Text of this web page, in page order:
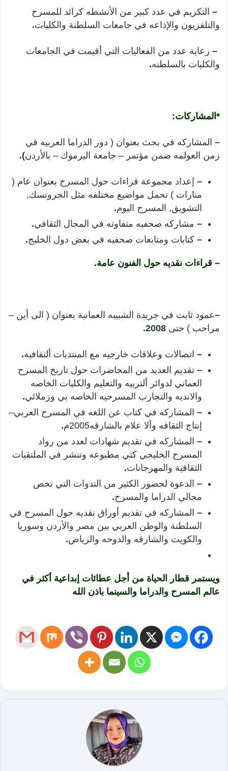
– التكريم في عدد كبير من الأنشطه كرائد للمسرح
والتلفزيون والإذاعه في جامعات السلطنة والكليات.
– رعاية عدد من الفعاليات التي أقيمت في الجامعات
والكليات بالسلطنه.
*المشاركات:
– المشاركه في بحث بعنوان ( دور الدراما العربيه في
زمن العولمه ضمن مؤتمر – جامعة اليرموك – بالأردن).
– إعداد مجموعة قراءات حول المسرح بعنوان عام (
منارات ) تحمل مواضيع مختلفه مثل الجروتسك,
التشويق, المسرح اليوم.
– مشاركه صحفيه متفاوته في المجال الثقافي.
– كتابات ومتابعات صحفيه في بعض دول الخليج.
– قراءات نقديه حول الفنون عامة.
–عمود ثابت في جريدة الشبيبه العمانية بعنوان ( الى أين –
مراحب ) حتى
– اتصالات وعلاقات خارجيه مع المنتديات ألثقافيه.
– تقديم العديد من المحاضرات حول تاريخ المسرح
العماني لدوائر ألتربيه والتعليم والكليات الخاصه
والانديه والتجارب المسرحيه الخاصه بي وزملائي.
– المشاركه في كتاب عن اللغه في المسرح العربي–
إنتاج الثقافه وألا علام بالشارقه2005م
.
– المشاركه في تقديم شهادات لعدد من رواد
المسرح الخليجي كتي مطبوعه وتنشر في الملتقيات
الثقافية والمهرجانات.
– الدعوة لحضور الكثير من الندوات التي تخص
مجالي الدراما والمسرح.
– المشاركه في تقديم أوراق نقديه حول المسرح في
السلطنة والوطن العربي بين مصر والأردن وسوريا
والكويت والشارقه والدوحه والرياض.
ويستمر قطار الحياة من أجل عطائات إبداعية أكثر في
عالم المسرح والدراما والسينما باذن الله